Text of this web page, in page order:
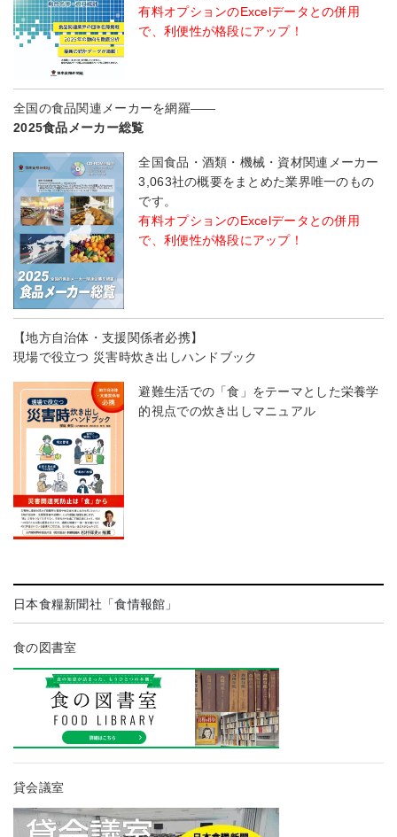
有料オプションのExcelデータとの併用
で、利便性が格段にアップ！
全国の食品関連メーカーを網羅――
2025食品メーカー総覧
全国食品・酒類・機械・資材関連メーカー
3,063社の概要をまとめた業界唯一のもの
です。
有料オプションのExcelデータとの併用
で、利便性が格段にアップ！
【地方自治体・支援関係者必携】
現場で役立つ 災害時炊き出しハンドブック
避難生活での「食」をテーマとした栄養学
的視点での炊き出しマニュアル
日本食糧新聞社「食情報館」
食の図書室
貸会議室